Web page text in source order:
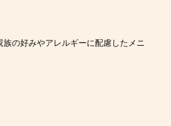
の好みやアレルギーに配慮したメニ